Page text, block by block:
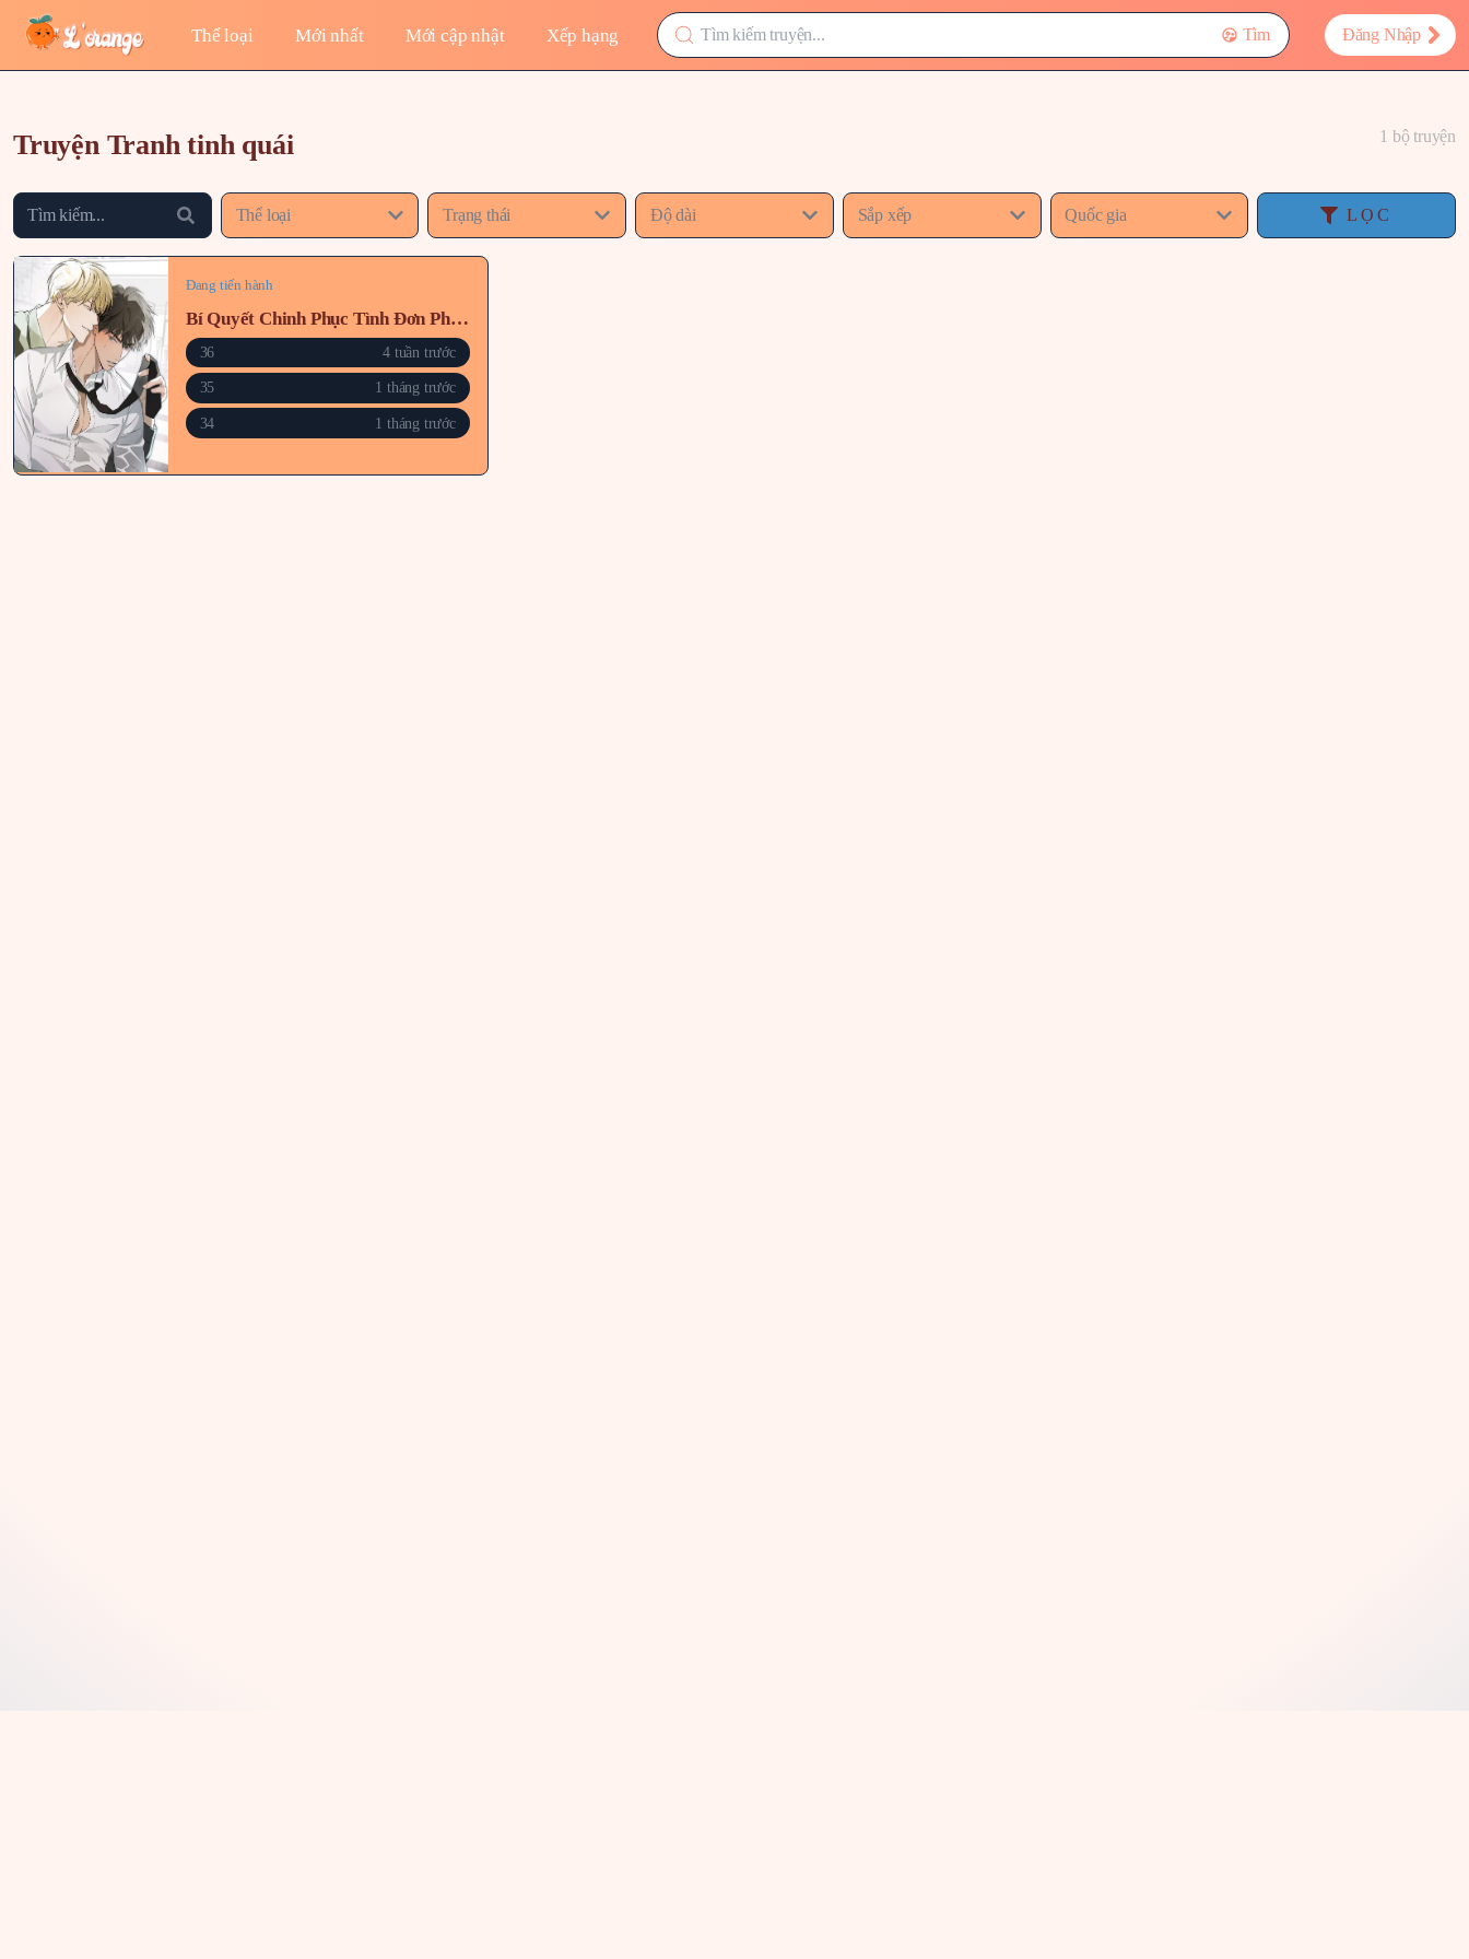
Thể loại Mới nhất Mới cập nhật Xếp hạng Tìm Đăng Nhập
Truyện Tranh tinh quái 1 bộ truyện
Thể loại Trạng thái Độ dài Sắp xếp Quốc gia LỌC
Đang tiến hành
Bí Quyết Chinh Phục Tình Đơn Phương
36 4 tuần trước
35 1 tháng trước
34 1 tháng trước